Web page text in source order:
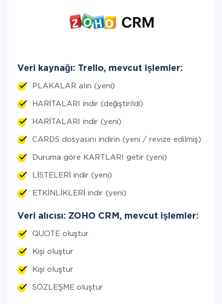
Veri kaynağı: Trello, mevcut işlemler:
PLAKALAR alın (yeni)
HARİTALARI indir (değiştirildi)
HARİTALARI indir (yeni)
CARDS dosyasını indirin (yeni / revize edilmiş)
Duruma göre KARTLARI getir (yeni)
LİSTELERİ indir (yeni)
ETKİNLİKLERİ indir (yeni)
Veri alıcısı: ZOHO CRM, mevcut işlemler:
QUOTE oluştur
Kişi oluştur
Kişi oluştur
SÖZLEŞME oluştur